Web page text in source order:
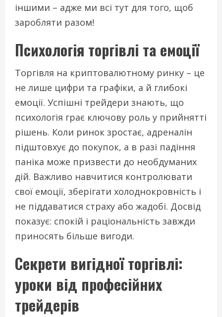
іншими – адже ми всі тут для того, щоб
заробляти разом!
Психологія торгівлі та емоції
Торгівля на криптовалютному ринку – це
не лише цифри та графіки, а й глибокі
емоції. Успішні трейдери знають, що
психологія грає ключову роль у прийнятті
рішень. Коли ринок зростає, адреналін
підштовхує до покупок, а в разі падіння
паніка може призвести до необдуманих
дій. Важливо навчитися контролювати
свої емоції, зберігати холоднокровність і
не піддаватися страху або жадобі. Досвід
показує: спокій і раціональність завжди
приносять більше вигоди.
Секрети вигідної торгівлі:
уроки від професійних
трейдерів